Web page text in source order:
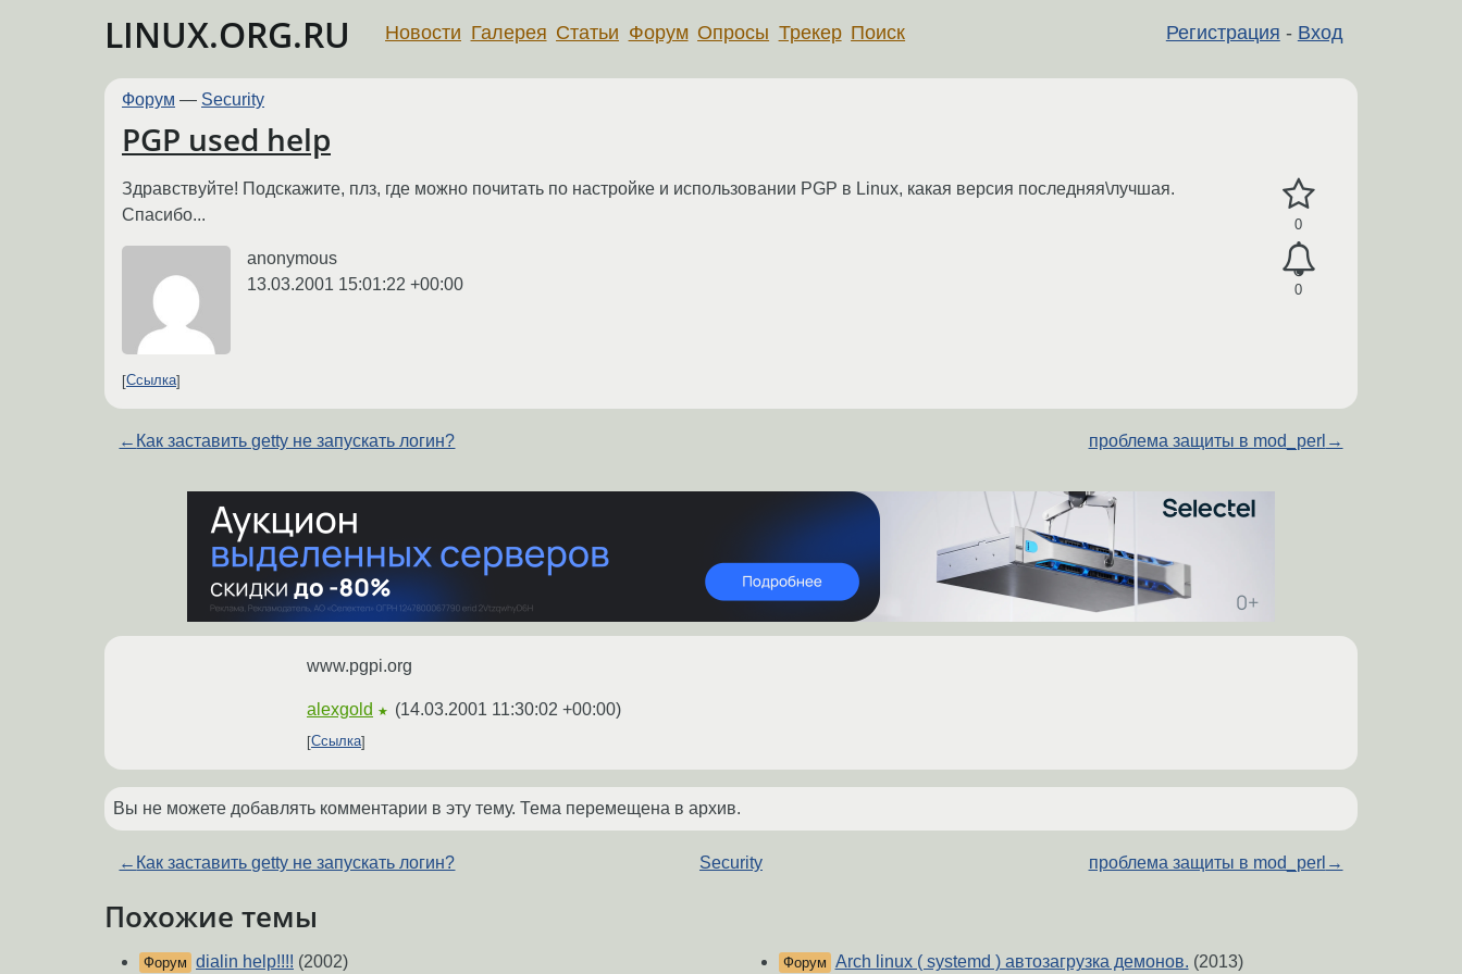
LINUX.ORG.RU Регистрация - Вход
Новости Галерея Статьи Форум Опросы Трекер Поиск
Форум — Security
PGP used help
0
0
Здравствуйте! Подскажите, плз, где можно почитать по настройке и использовании PGP в Linux, какая версия последняя\лучшая.
Спасибо...
anonymous
13.03.2001 15:01:22 +00:00
Ссылка
← Как заставить getty не запускать логин? проблема защиты в mod_perl →
www.pgpi.org
alexgold ★ (14.03.2001 11:30:02 +00:00)
Ссылка
Вы не можете добавлять комментарии в эту тему. Тема перемещена в архив.
← Как заставить getty не запускать логин? Security проблема защиты в mod_perl →
Похожие темы
Форум dialin help!!!! (2002) Форум Arch linux ( systemd ) автозагрузка демонов. (2013)